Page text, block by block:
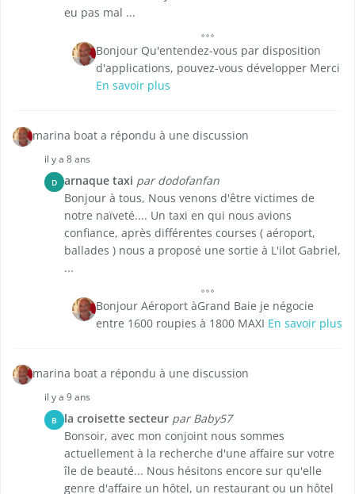
eu pas mal ...
Bonjour Qu'entendez-vous par disposition
d'applications, pouvez-vous développer Merci
En savoir plus
marina boat a répondu à une discussion
il y a 8 ans
D arnaque taxi par dodofanfan
Bonjour à tous, Nous venons d'être victimes de
notre naïveté.... Un taxi en qui nous avions
confiance, après différentes courses ( aéroport,
ballades ) nous a proposé une sortie à L'ilot Gabriel,
...
Bonjour Aéroport àGrand Baie je négocie
entre 1600 roupies à 1800 MAXI En savoir plus
marina boat a répondu à une discussion
il y a 9 ans
B la croisette secteur par Baby57
Bonsoir, avec mon conjoint nous sommes
actuellement à la recherche d'une affaire sur votre
île de beauté... Nous hésitons encore sur qu'elle
genre d'affaire un hôtel, un restaurant ou un hôtel